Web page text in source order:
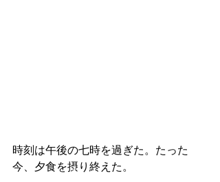
時刻は午後の七時を過ぎた。たった
今、夕食を摂り終えた。